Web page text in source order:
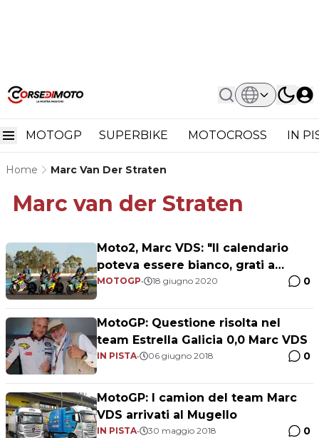
MOTOGP SUPERBIKE MOTOCROSS IN
Home Marc Van Der Straten
Marc van der Straten
Moto2, Marc VDS: "Il calendario
poteva essere bianco, grati a
Dorna"
MOTOGP• 18 giugno 2020 0
MotoGP: Questione risolta nel
team Estrella Galicia 0,0 Marc VDS
IN PISTA• 06 giugno 2018 0
MotoGP: I camion del team Marc
VDS arrivati al Mugello
IN PISTA• 30 maggio 2018 0